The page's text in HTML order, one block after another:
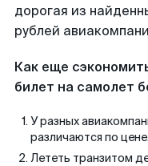
дорогая из
рублей
Как еще
билет на самолет
У разных
различаются по цене.
Лететь транзитом